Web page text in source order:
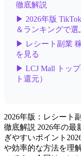
徹底解説
▶ 2026年版
＆ランキングで
▶ レシート副業
を見る
▶ LCJ Mall トッ
ト還元）
2026年版：レシート
徹底解説 2026年の最
ぎやすいポイント
や効率的な方法を理